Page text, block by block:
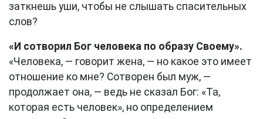
заткнешь уши, чтобы не слышать спасительных
слов?
«И сотворил Бог человека по образу Своему».
«Человека, — говорит жена, — но какое это имеет
отношение ко мне? Сотворен был муж, —
продолжает она, — ведь не сказал Бог: «Та,
которая есть человек», но определением